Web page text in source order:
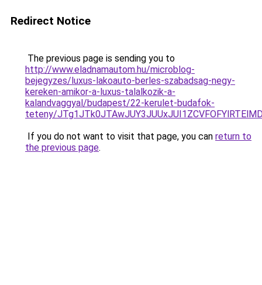
Redirect Notice
The previous page is sending you to
http://www.eladnamautom.hu/microblog-
bejegyzes/luxus-lakoauto-berles-szabadsag-negy-
kereken-amikor-a-luxus-talalkozik-a-
kalandvaggyal/budapest/22-kerulet-budafok-
teteny/
If you do not want to visit that page, you can return to
the previous page.